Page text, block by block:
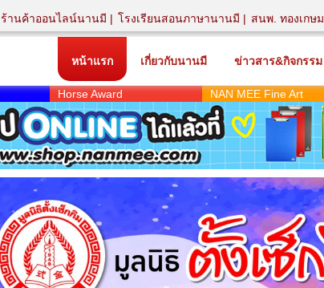
ร้านค้าออนไลน์นานมี โรงเรียนสอนภาษานานมี สนพ. ทองเกษม
หน้าแรก เกี่ยวกับนานมี ข่าวสาร&กิจกรรม
Horse Award NAN MEE Fine Art